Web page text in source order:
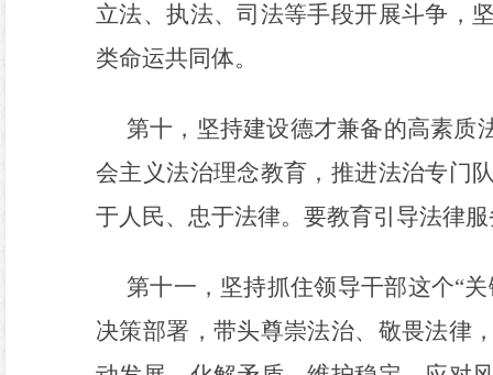
立法、执法、司法等手段开展斗争，
类命运共同体。
第十，坚持建设德才兼备的高素质
会主义法治理念教育，推进法治专门
于人民、忠于法律。要教育引导法律
第十一，坚持抓住领导干部这个“
决策部署，带头尊崇法治、敬畏法律